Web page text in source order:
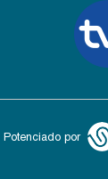
Potenciado por